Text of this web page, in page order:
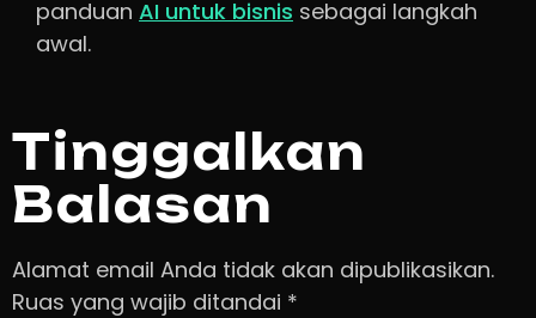
panduan AI untuk bisnis sebagai langkah
awal.
Tinggalkan
Balasan
Alamat email Anda tidak akan dipublikasikan.
Ruas yang wajib ditandai *